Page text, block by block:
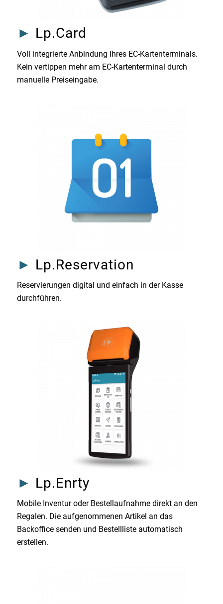
► Lp.Card
Voll integrierte Anbindung Ihres EC-Kartenterminals.
Kein vertippen mehr am EC-Kartenterminal durch
manuelle Preiseingabe.
► Lp.Reservation
Reservierungen digital und einfach in der Kasse
durchführen.
► Lp.Enrty
Mobile Inventur oder Bestellaufnahme direkt an den
Regalen. Die aufgenommenen Artikel an das
Backoffice senden und Bestellliste automatisch
erstellen.